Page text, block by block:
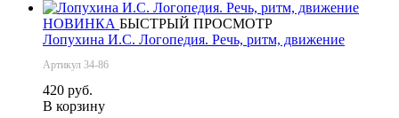
НОВИНКА БЫСТРЫЙ ПРОСМОТР
Лопухина И.С. Логопедия. Речь, ритм, движение
Артикул 34-86
420 руб.
В корзину